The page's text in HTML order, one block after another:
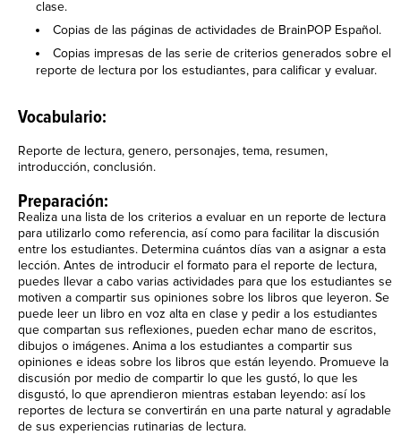
clase.
Copias de las páginas de actividades de BrainPOP Español.
Copias impresas de las serie de criterios generados sobre el
reporte de lectura por los estudiantes, para calificar y evaluar.
Vocabulario:
Reporte de lectura, genero, personajes, tema, resumen,
introducción, conclusión.
Preparación:
Realiza una lista de los criterios a evaluar en un reporte de lectura
para utilizarlo como referencia, así como para facilitar la discusión
entre los estudiantes. Determina cuántos días van a asignar a esta
lección. Antes de introducir el formato para el reporte de lectura,
puedes llevar a cabo varias actividades para que los estudiantes se
motiven a compartir sus opiniones sobre los libros que leyeron. Se
puede leer un libro en voz alta en clase y pedir a los estudiantes
que compartan sus reflexiones, pueden echar mano de escritos,
dibujos o imágenes. Anima a los estudiantes a compartir sus
opiniones e ideas sobre los libros que están leyendo. Promueve la
discusión por medio de compartir lo que les gustó, lo que les
disgustó, lo que aprendieron mientras estaban leyendo: así los
reportes de lectura se convertirán en una parte natural y agradable
de sus experiencias rutinarias de lectura.